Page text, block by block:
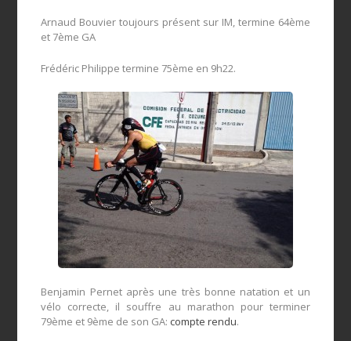
Arnaud Bouvier toujours présent sur IM, termine 64ème
et 7ème GA
Frédéric Philippe termine 75ème en 9h22.
Benjamin Pernet après une très bonne natation et un
vélo correcte, il souffre au marathon pour terminer
79ème et 9ème de son GA: compte rendu.